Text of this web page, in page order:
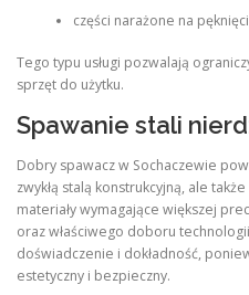
części narażone na
Tego typu usługi pozwalają
sprzęt do użytku.
Spawanie stali
Dobry spawacz w Sochaczewie
zwykłą stalą konstrukcyjną, ale
materiały wymagające większej
oraz właściwego doboru
doświadczenie i dokładność,
estetyczny i bezpieczny.